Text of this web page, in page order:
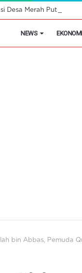
Desa Merah Putih
NEWS EKONOMI
bin Abbas, Pemuda